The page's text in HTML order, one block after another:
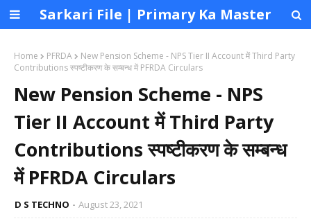
Sarkari File | Primary Ka Master
Home PFRDA
New Pension Scheme - NPS Tier II Account में Third Party
Contributions स्पष्टीकरण के सम्बन्ध में PFRDA Circulars
New Pension Scheme - NPS
Tier II Account में Third Party
Contributions स्पष्टीकरण के सम्बन्ध
में PFRDA Circulars
D S TECHNO August 23, 2021